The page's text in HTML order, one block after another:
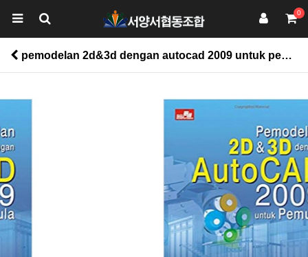
0
pemodelan 2d&3d dengan autocad 2009 untuk pemula > 다문화도서